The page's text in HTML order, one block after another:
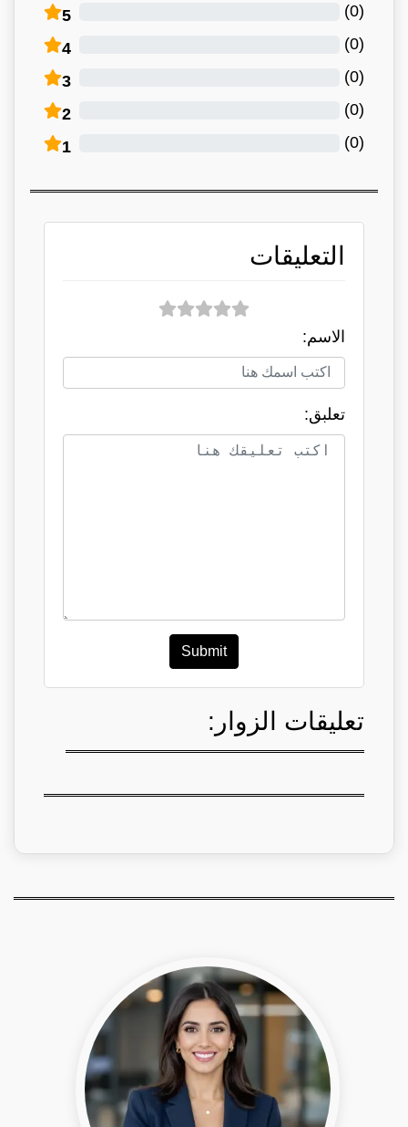
5 (
0
)
4 (
0
)
3 (
0
)
2 (
0
)
1 (
0
)
التعليقات
الاسم:
تعلبق:
Submit
تعليقات الزوار: